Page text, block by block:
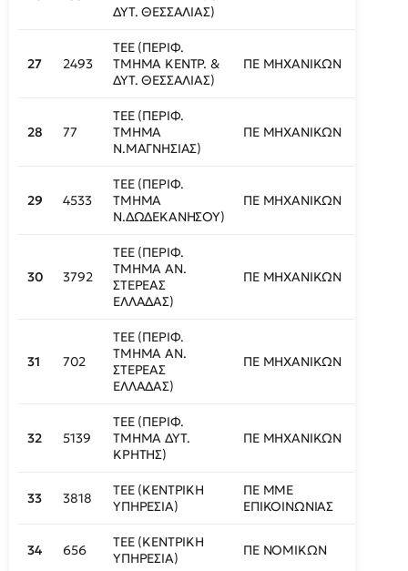
ΔΥΤ. ΘΕΣΣΑΛΙΑΣ)
27 2493
ΤΕΕ (ΠΕΡΙΦ.
ΤΜΗΜΑ ΚΕΝΤΡ. &
ΔΥΤ. ΘΕΣΣΑΛΙΑΣ)
ΠΕ ΜΗΧΑΝΙΚΩΝ
28 77
ΤΕΕ (ΠΕΡΙΦ.
ΤΜΗΜΑ
Ν.ΜΑΓΝΗΣΙΑΣ)
ΠΕ ΜΗΧΑΝΙΚΩΝ
29 4533
ΤΕΕ (ΠΕΡΙΦ.
ΤΜΗΜΑ
Ν.ΔΩΔΕΚΑΝΗΣΟΥ)
ΠΕ ΜΗΧΑΝΙΚΩΝ
30 3792
ΤΕΕ (ΠΕΡΙΦ.
ΤΜΗΜΑ ΑΝ.
ΣΤΕΡΕΑΣ
ΕΛΛΑΔΑΣ)
ΠΕ ΜΗΧΑΝΙΚΩΝ
31 702
ΤΕΕ (ΠΕΡΙΦ.
ΤΜΗΜΑ ΑΝ.
ΣΤΕΡΕΑΣ
ΕΛΛΑΔΑΣ)
ΠΕ ΜΗΧΑΝΙΚΩΝ
32 5139
ΤΕΕ (ΠΕΡΙΦ.
ΤΜΗΜΑ ΔΥΤ.
ΚΡΗΤΗΣ)
ΠΕ ΜΗΧΑΝΙΚΩΝ
33 3818
ΤΕΕ (ΚΕΝΤΡΙΚΗ
ΥΠΗΡΕΣΙΑ)
ΠΕ ΜΜΕ
ΕΠΙΚΟΙΝΩΝΙΑΣ
34 656
ΤΕΕ (ΚΕΝΤΡΙΚΗ
ΥΠΗΡΕΣΙΑ)
ΠΕ ΝΟΜΙΚΩΝ